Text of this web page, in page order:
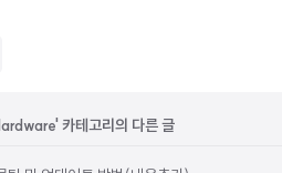
카테고리의 다른 글